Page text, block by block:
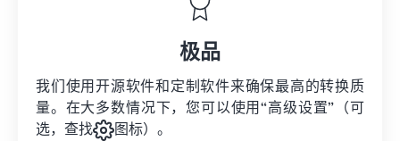
极品
我们使用开源软件和定制软件来确保最高的转换质
量。在大多数情况下，您可以使用“高级设置”（可
选，查找
图标）。